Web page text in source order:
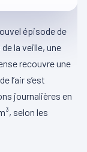
épisode de
la veille, une
recouvre une
l’air s’est
journalières en
selon les